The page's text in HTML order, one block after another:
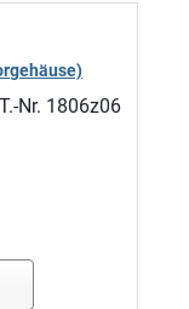
Nr. 1806z06